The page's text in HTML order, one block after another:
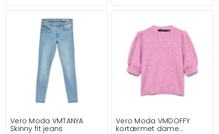
Vero Moda VMTANYA
Skinny fit jeans
Vero Moda VMDOFFY
kortærmet dame